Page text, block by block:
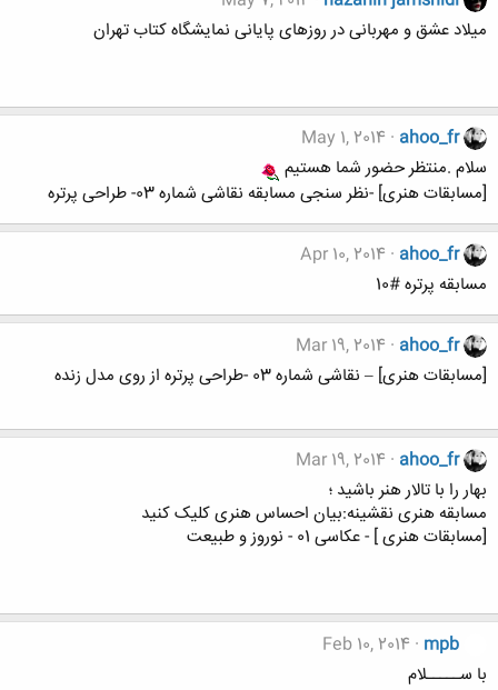
میلاد عشق و مهربانی در روزهای پایانی نمایشگاه کتاب تهران
ahoo_fr
May 1, 2014
سلام .منتظر حضور شما هستیم
[مسابقات هنری] -نظر سنجی مسابقه نقاشی شماره 03- طراحی پرتره
ahoo_fr
Apr 10, 2014
مسابقه پرتره #10
ahoo_fr
Mar 19, 2014
[مسابقات هنری] – نقاشی شماره 03 -طراحی پرتره از روی مدل زنده
ahoo_fr
Mar 19, 2014
بهار را با تالار هنر باشید ؛
مسابقه هنری نقشینه:بیان احساس هنری کلیک کنید
[مسابقات هنری ] - عکاسی 01 - نوروز و طبیعت
mpb
Feb 10, 2014
با ســـــلام